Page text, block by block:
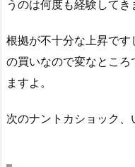
うのは何度も経験してき
根拠が不十分な上昇で
の買いなので変なとこ
ますよ。
次のナントカショック、